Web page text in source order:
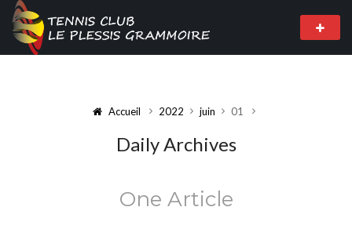
Accueil 2022 juin 01
Daily Archives
One Article